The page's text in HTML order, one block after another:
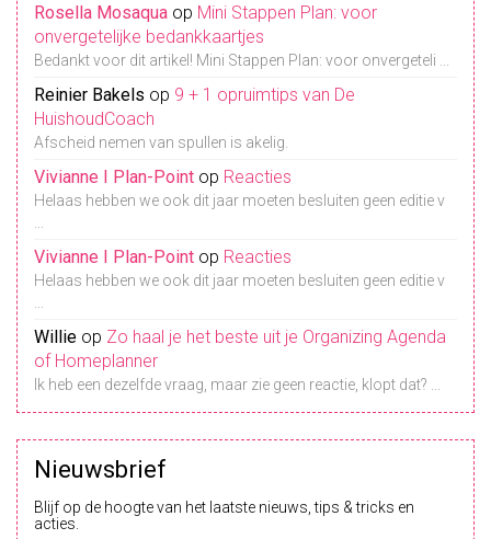
Rosella Mosaqua op Mini Stappen Plan: voor
onvergetelijke bedankkaartjes
Bedankt voor dit artikel! Mini Stappen Plan: voor onvergeteli ...
Reinier Bakels op 9 + 1 opruimtips van De
HuishoudCoach
Afscheid nemen van spullen is akelig.
Vivianne I Plan-Point op Reacties
Helaas hebben we ook dit jaar moeten besluiten geen editie v
Vivianne I Plan-Point op Reacties
Helaas hebben we ook dit jaar moeten besluiten geen editie v
Willie op Zo haal je het beste uit je Organizing Agenda
of Homeplanner
Ik heb een dezelfde vraag, maar zie geen reactie, klopt dat? ...
Nieuwsbrief
Blijf op de hoogte van het laatste nieuws, tips & tricks en
acties.